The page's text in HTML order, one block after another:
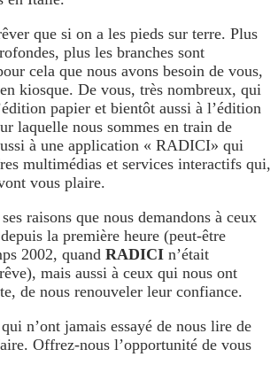
que si on a les pieds sur terre. Plus
plus les branches sont
cela que nous avons besoin de vous,
kiosque. De vous, très nombreux, qui
papier et bientôt aussi à l’édition
laquelle nous sommes en train de
à une application « RADICI» qui
multimédias et services interactifs qui,
vous plaire.
raisons que nous demandons à ceux
la première heure (peut-être
2002, quand RADICI n’était
mais aussi à ceux qui nous ont
de nous renouveler leur confiance.
n’ont jamais essayé de nous lire de
Offrez-nous l’opportunité de vous